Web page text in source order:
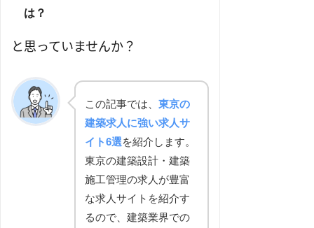
は？
と思っていませんか？
この記事では、 東京の
建築求人に強い求人サ
イト6選を紹介します。
東京の建築設計・建築
施工管理の求人が豊富
な求人サイトを紹介す
るので、建築業界での